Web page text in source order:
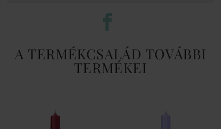
A TERMÉKCSALÁD TOVÁBBI
TERMÉKEI